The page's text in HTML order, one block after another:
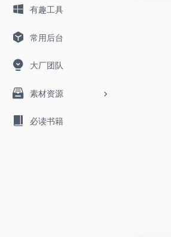
有趣工具
常用后台
大厂团队
素材资源
必读书籍